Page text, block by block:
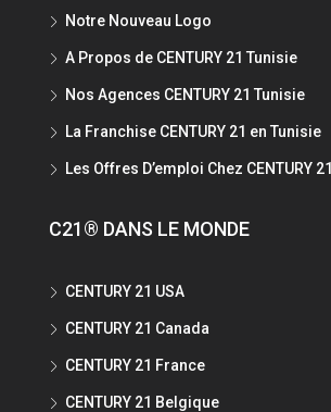
Notre Nouveau Logo
A Propos de CENTURY 21 Tunisie
Nos Agences CENTURY 21 Tunisie
La Franchise CENTURY 21 en Tunisie
Les Offres D’emploi Chez CENTURY 21
C21® DANS LE MONDE
CENTURY 21 USA
CENTURY 21 Canada
CENTURY 21 France
CENTURY 21 Belgique